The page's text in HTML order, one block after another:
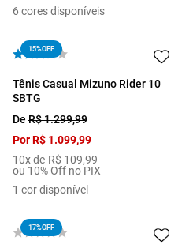
6 cores disponíveis
15%OFF
Tênis Casual Mizuno Rider 10
SBTG
De R$1.299,99
PorR$ 1.099,99
10x de R$ 109,99
ou 10% Off no PIX
1 cor disponível
17%OFF